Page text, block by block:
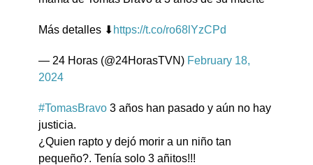
Más detalles ⬇ https://t.co/ro68lYzCPd
— 24 Horas (@24HorasTVN) February 18,
2024
#TomasBravo 3 años han pasado y aún no hay
justicia.
¿Quien rapto y dejó morir a un niño tan
pequeño?. Tenía solo 3 añitos!!!